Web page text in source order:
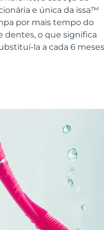
e única da issa™
por mais tempo do
dentes, o que significa
la a cada 6
devices
massagers
KIWI™
essentials
Scalp
Gel